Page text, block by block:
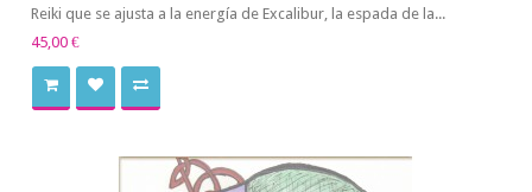
Reiki que se ajusta a la energía de Excalibur, la espada de la...
45,00 €